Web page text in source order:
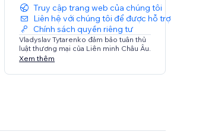
Truy cập trang web của chúng tôi
Liên hệ với chúng tôi để được hỗ trợ
Chính sách quyền riêng tư
Vladyslav Tytarenko đảm bảo tuân thủ
luật thương mại của Liên minh Châu Âu.
Xem thêm